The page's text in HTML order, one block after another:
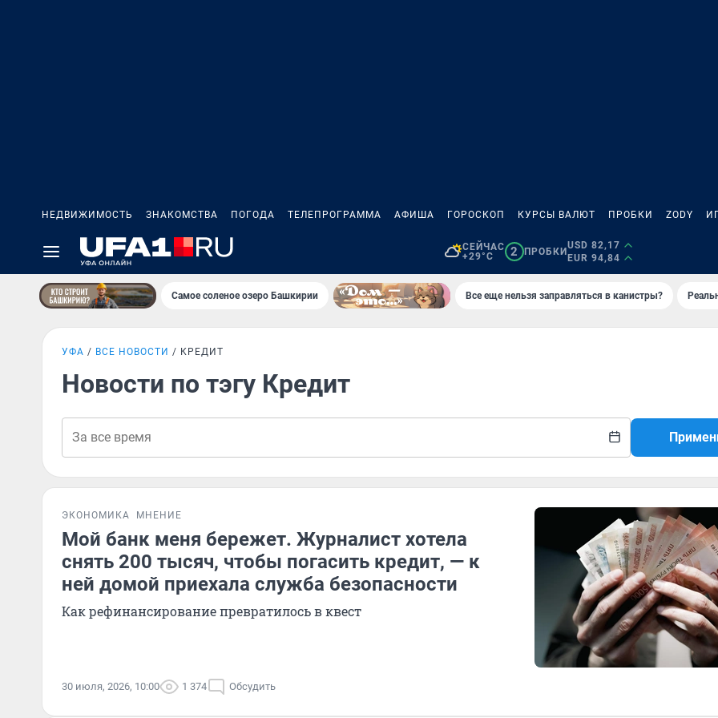
НЕДВИЖИМОСТЬ ЗНАКОМСТВА ПОГОДА ТЕЛЕПРОГРАММА АФИША ГОРОСКОП КУРСЫ ВАЛЮТ ПРОБКИ ZODY
СЕЙЧАС
+29°C
2 ПРОБКИ
USD 82,17
EUR 94,84
Самое соленое озеро Башкирии Все еще нельзя заправляться в канистры?
УФА ВСЕ НОВОСТИ КРЕДИТ
Новости по тэгу Кредит
ЭКОНОМИКА МНЕНИЕ
Мой банк меня бережет. Журналист хотела
снять 200 тысяч, чтобы погасить кредит, — к
ней домой приехала служба безопасности
Как рефинансирование превратилось в квест
30 июля, 2026, 10:00 1 374 Обсудить